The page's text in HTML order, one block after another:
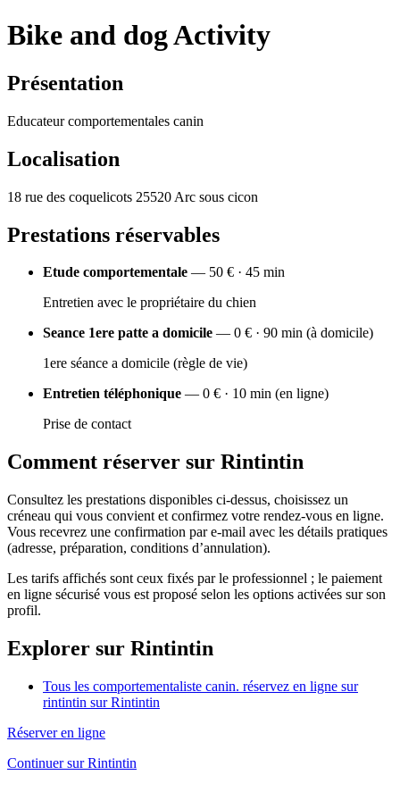
Bike and dog Activity
Présentation
Educateur comportementales canin
Localisation
18 rue des coquelicots 25520 Arc sous cicon
Prestations réservables
Etude comportementale — 50 € · 45 min
Entretien avec le propriétaire du chien
Seance 1ere patte a domicile — 0 € · 90 min (à domicile)
1ere séance a domicile (règle de vie)
Entretien téléphonique — 0 € · 10 min (en ligne)
Prise de contact
Comment réserver sur Rintintin
Consultez les prestations disponibles ci-dessus, choisissez un
créneau qui vous convient et confirmez votre rendez-vous en ligne.
Vous recevrez une confirmation par e-mail avec les détails pratiques
(adresse, préparation, conditions d’annulation).
Les tarifs affichés sont ceux fixés par le professionnel ; le paiement
en ligne sécurisé vous est proposé selon les options activées sur son
profil.
Explorer sur Rintintin
Tous les comportementaliste canin. réservez en ligne sur
rintintin sur Rintintin
Réserver en ligne
Continuer sur Rintintin